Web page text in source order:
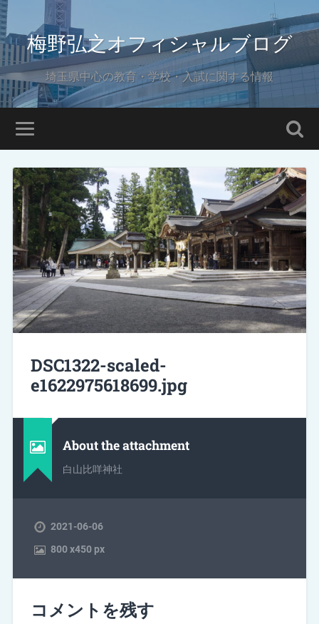
梅野弘之オフィシャルブログ
埼玉県中心の教育・学校・入試に関する情報
DSC1322-scaled-
e1622975618699.jpg
About the attachment
白山比咩神社
2021-06-06
800x450 px
コメントを残す